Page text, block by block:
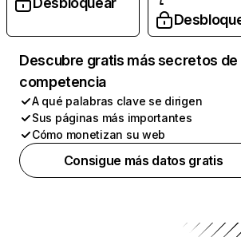
Descubre gratis más secretos de
competencia
A qué palabras clave se dirigen
Sus páginas más importantes
Cómo monetizan su web
Consigue más datos gratis